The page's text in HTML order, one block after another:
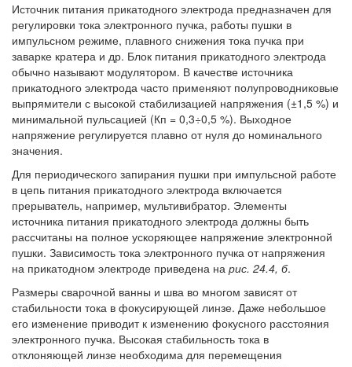
Источник питания прикатодного электрода предназначен для
регулировки тока электронного пучка, работы пушки в
импульсном режиме, плавного снижения тока пучка при
заварке кратера и др. Блок питания прикатодного электрода
обычно называют модулятором. В качестве источника
прикатодного электрода часто применяют полупроводниковые
выпрямители с высокой стабилизацией напряжения (±1,5 %) и
минимальной пульсацией (Кп = 0,3÷0,5 %). Выходное
напряжение регулируется плавно от нуля до номинального
значения.
Для периодического запирания пушки при импульсной работе
в цепь питания прикатодного электрода включается
прерыватель, например, мультивибратор. Элементы
источника питания прикатодного электрода должны быть
рассчитаны на полное ускоряющее напряжение электронной
пушки. Зависимость тока электронного пучка от напряжения
на прикатодном электроде приведена на рис. 24.4, б.
Размеры сварочной ванны и шва во многом зависят от
стабильности тока в фокусирующей линзе. Даже небольшое
его изменение приводит к изменению фокусного расстояния
электронного пучка. Высокая стабильность тока в
отклоняющей линзе необходима для перемещения